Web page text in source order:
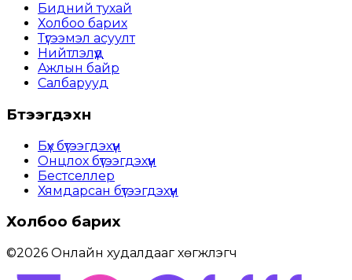
Бидний тухай
Холбоо барих
Түгээмэл асуулт
Нийтлэлүүд
Ажлын байр
Салбарууд
Бүтээгдэхүүн
Бүх бүтээгдэхүүн
Онцлох бүтээгдэхүүн
Бестселлер
Хямдарсан бүтээгдэхүүн
Холбоо барих
©2026 Онлайн худалдааг хөгжүүлэгч